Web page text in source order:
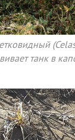
танк в